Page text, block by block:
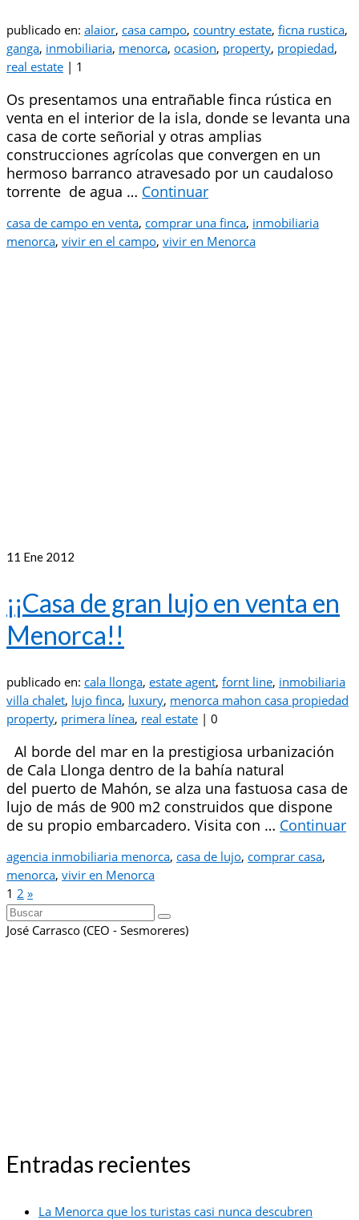
publicado en: alaior, casa campo, country estate, ficna rustica,
ganga, inmobiliaria, menorca, ocasion, property, propiedad,
real estate | 1
Os presentamos una entrañable finca rústica en
venta en el interior de la isla, donde se levanta una
casa de corte señorial y otras amplias
construcciones agrícolas que convergen en un
hermoso barranco atravesado por un caudaloso
torrente de agua … Continuar
casa de campo en venta, comprar una finca, inmobiliaria
menorca, vivir en el campo, vivir en Menorca
11 Ene 2012
¡¡Casa de gran lujo en venta en
Menorca!!
publicado en: cala llonga, estate agent, fornt line, inmobiliaria
villa chalet, lujo finca, luxury, menorca mahon casa propiedad
property, primera línea, real estate | 0
Al borde del mar en la prestigiosa urbanización
de Cala Llonga dentro de la bahía natural
del puerto de Mahón, se alza una fastuosa casa de
lujo de más de 900 m2 construidos que dispone
de su propio embarcadero. Visita con … Continuar
agencia inmobiliaria menorca, casa de lujo, comprar casa,
menorca, vivir en Menorca
Paginación
de
1 2 »
Buscar
por:
José Carrasco (CEO - Sesmoreres)
Entradas recientes
La Menorca que los turistas casi nunca descubren